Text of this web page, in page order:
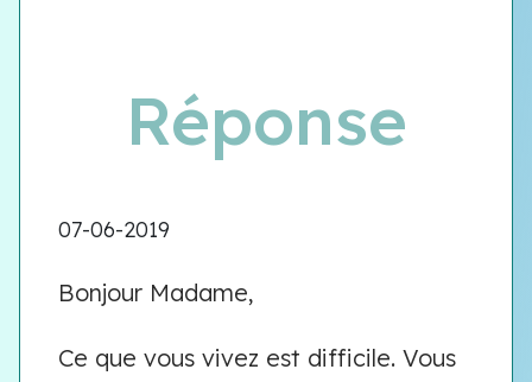
Réponse
07-06-2019
Bonjour Madame,
Ce que vous vivez est difficile. Vous